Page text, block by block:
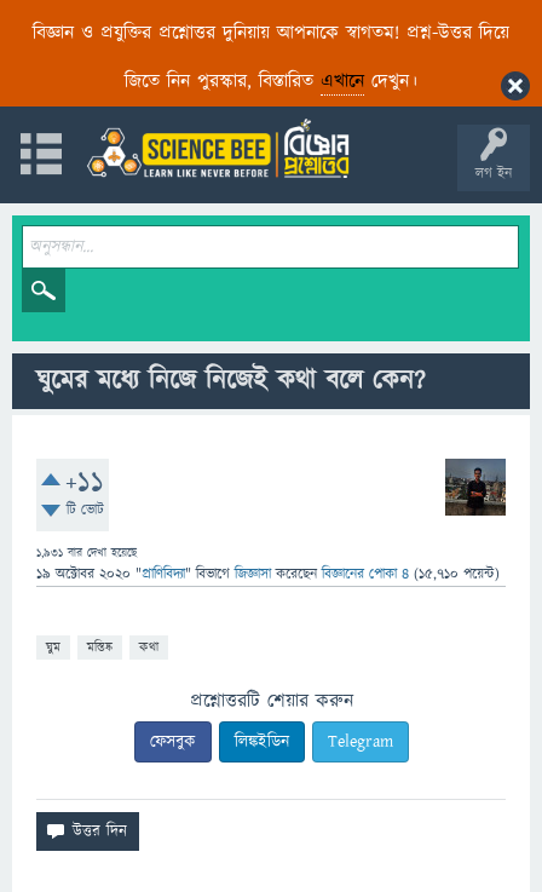
বিজ্ঞান ও প্রযুক্তির প্রশ্নোত্তর দুনিয়ায় আপনাকে স্বাগতম! প্রশ্ন-উত্তর দিয়ে
জিতে নিন পুরস্কার, বিস্তারিত এখানেদেখুন।
লগ ইন
ঘুমের মধ্যে নিজে নিজেই কথা বলে কেন?
+11
টি ভোট
1,931 বার দেখা হয়েছে
19 অক্টোবর 2020 "প্রাণিবিদ্যা" বিভাগে জিজ্ঞাসাকরেছেনবিজ্ঞানের পোকা ৪ (15,710 পয়েন্ট)
ঘুম মস্তিষ্ক কথা
প্রশ্নোত্তরটি শেয়ার করুন
ফেসবুক লিঙ্কইডিন Telegram